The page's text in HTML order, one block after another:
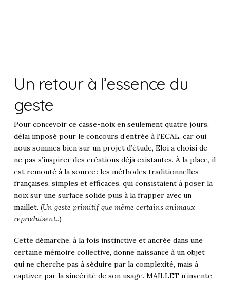
Un retour à l’essence du
geste
Pour concevoir ce casse-noix en seulement quatre jours,
délai imposé pour le concours d’entrée à l’ECAL, car oui
nous sommes bien sur un projet d’étude, Eloi a choisi de
ne pas s’inspirer des créations déjà existantes. À la place, il
est remonté à la source : les méthodes traditionnelles
françaises, simples et efficaces, qui consistaient à poser la
noix sur une surface solide puis à la frapper avec un
maillet. (Un geste primitif que même certains animaux
reproduisent..)
Cette démarche, à la fois instinctive et ancrée dans une
certaine mémoire collective, donne naissance à un objet
qui ne cherche pas à séduire par la complexité, mais à
captiver par la sincérité de son usage. MAILLET n’invente